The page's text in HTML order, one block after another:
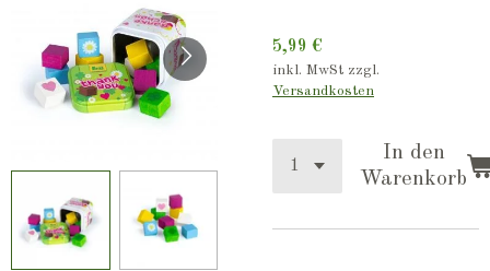
5,99 €
inkl. MwSt zzgl.
Versandkosten
In den
Warenkorb